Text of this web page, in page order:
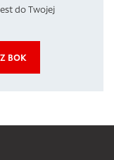
do Twojej
BOK